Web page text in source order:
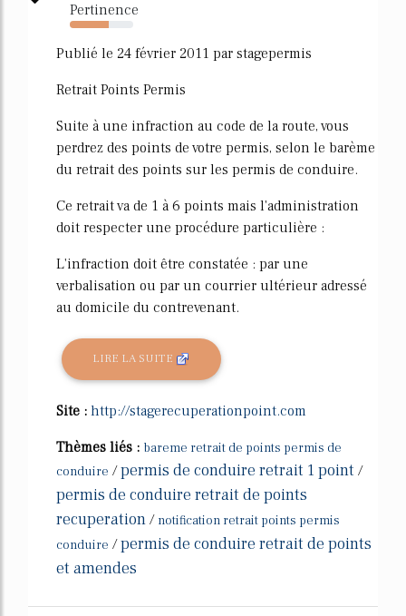
Pertinence
61%
Publié le 24 février 2011 par stagepermis
Retrait Points Permis
Suite à une infraction au code de la route, vous
perdrez des points de votre permis, selon le barème
du retrait des points sur les permis de conduire.
Ce retrait va de 1 à 6 points mais l'administration
doit respecter une procédure particulière :
L'infraction doit être constatée : par une
verbalisation ou par un courrier ultérieur adressé
au domicile du contrevenant.
LIRE LA SUITE
Site : http://stagerecuperationpoint.com
Thèmes liés : bareme retrait de points permis de
conduire /permis de conduire retrait 1 point /
permis de conduire retrait de points
recuperation / notification retrait points permis
conduire /permis de conduire retrait de points
et amendes